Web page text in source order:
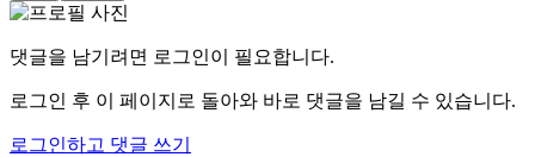
댓글을 남기려면 로그인이 필요합니다.
로그인 후 이 페이지로 돌아와 바로 댓글을 남길 수 있습니다.
로그인하고 댓글 쓰기